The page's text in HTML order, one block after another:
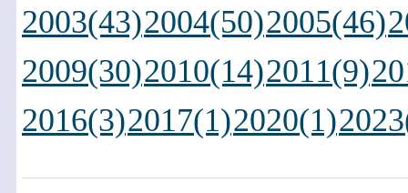
2003(43)2004(50)2005(46)
2009(30)2010(14)2011(9)
2016(3)2017(1)2020(1)